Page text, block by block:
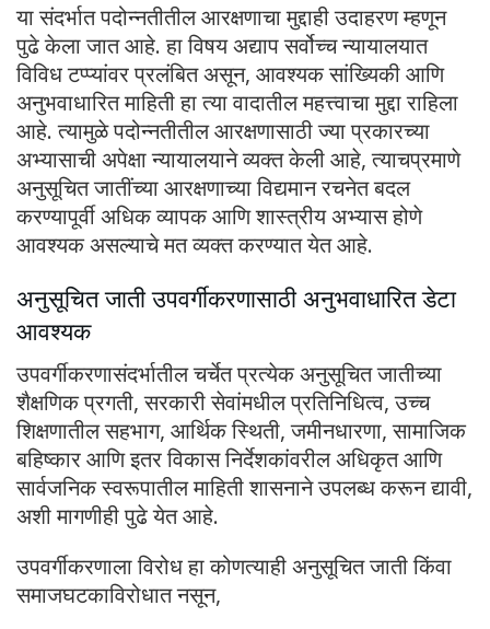
या संदर्भात पदोन्नतीतील आरक्षणाचा मुद्दाही उदाहरण म्हणून
पुढे केला जात आहे. हा विषय अद्याप सर्वोच्च न्यायालयात
विविध टप्प्यांवर प्रलंबित असून, आवश्यक सांख्यिकी आणि
अनुभवाधारित माहिती हा त्या वादातील महत्त्वाचा मुद्दा राहिला
आहे. त्यामुळे पदोन्नतीतील आरक्षणासाठी ज्या प्रकारच्या
अभ्यासाची अपेक्षा न्यायालयाने व्यक्त केली आहे, त्याचप्रमाणे
अनुसूचित जातींच्या आरक्षणाच्या विद्यमान रचनेत बदल
करण्यापूर्वी अधिक व्यापक आणि शास्त्रीय अभ्यास होणे
आवश्यक असल्याचे मत व्यक्त करण्यात येत आहे.
अनुसूचित जाती उपवर्गीकरणासाठी अनुभवाधारित डेटा
आवश्यक
उपवर्गीकरणासंदर्भातील चर्चेत प्रत्येक अनुसूचित जातीच्या
शैक्षणिक प्रगती, सरकारी सेवांमधील प्रतिनिधित्व, उच्च
शिक्षणातील सहभाग, आर्थिक स्थिती, जमीनधारणा, सामाजिक
बहिष्कार आणि इतर विकास निर्देशकांवरील अधिकृत आणि
सार्वजनिक स्वरूपातील माहिती शासनाने उपलब्ध करून द्यावी,
अशी मागणीही पुढे येत आहे.
उपवर्गीकरणाला विरोध हा कोणत्याही अनुसूचित जाती किंवा
समाजघटकाविरोधात नसून,